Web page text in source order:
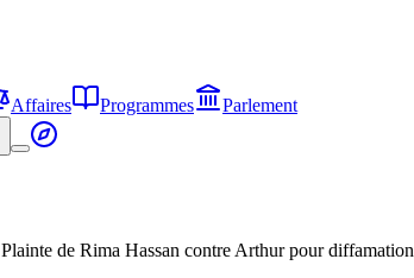
Affaires Programmes Parlement
Plainte de Rima Hassan contre Arthur pour diffamation